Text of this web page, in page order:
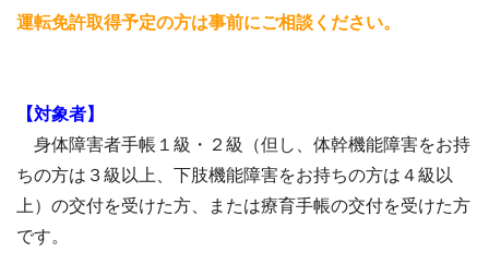
運転免許取得予定の方は事前にご相談ください。
【対象者】
身体障害者手帳１級・２級（但し、体幹機能障害をお持
ちの方は３級以上、下肢機能障害をお持ちの方は４級以
上）の交付を受けた方、または療育手帳の交付を受けた方
です。